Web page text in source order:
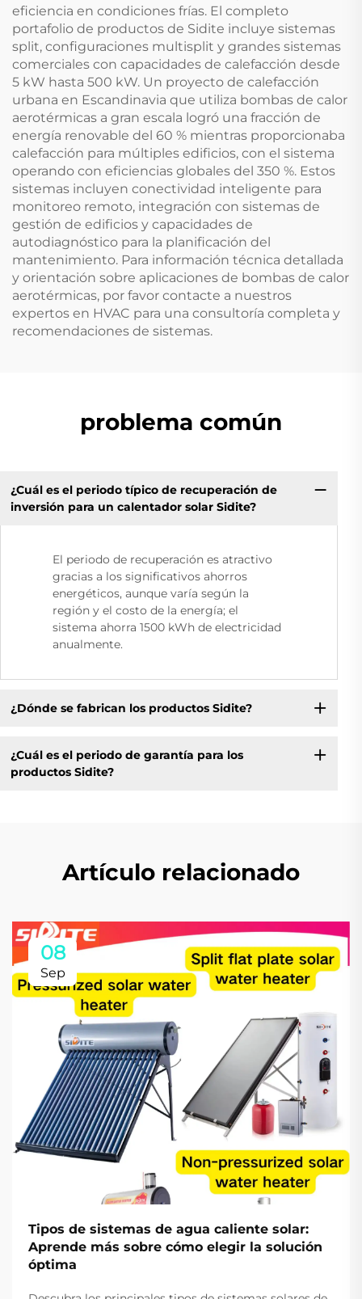
eficiencia en condiciones frías. El completo
portafolio de productos de Sidite incluye sistemas
split, configuraciones multisplit y grandes sistemas
comerciales con capacidades de calefacción desde
5 kW hasta 500 kW. Un proyecto de calefacción
urbana en Escandinavia que utiliza bombas de calor
aerotérmicas a gran escala logró una fracción de
energía renovable del 60 % mientras proporcionaba
calefacción para múltiples edificios, con el sistema
operando con eficiencias globales del 350 %. Estos
sistemas incluyen conectividad inteligente para
monitoreo remoto, integración con sistemas de
gestión de edificios y capacidades de
autodiagnóstico para la planificación del
mantenimiento. Para información técnica detallada
y orientación sobre aplicaciones de bombas de calor
aerotérmicas, por favor contacte a nuestros
expertos en HVAC para una consultoría completa y
recomendaciones de sistemas.
problema común
¿Cuál es el periodo típico de recuperación de
inversión para un calentador solar Sidite?
El periodo de recuperación es atractivo
gracias a los significativos ahorros
energéticos, aunque varía según la
región y el costo de la energía; el
sistema ahorra 1500 kWh de electricidad
anualmente.
¿Dónde se fabrican los productos Sidite?
¿Cuál es el periodo de garantía para los
productos Sidite?
Artículo relacionado
08
Sep
Tipos de sistemas de agua caliente solar:
Aprende más sobre cómo elegir la solución
óptima